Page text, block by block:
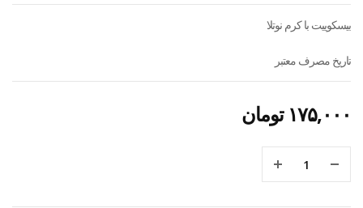
بیسکوییت با کرم نوتلا
تاریخ مصرف معتبر
۱۷۵,۰۰۰ تومان